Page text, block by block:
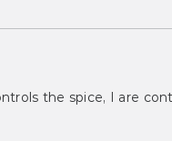
the spice, I are